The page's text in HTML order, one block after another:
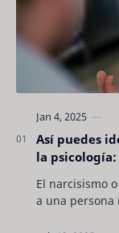
Así puedes
la
El narcisismo
a una persona